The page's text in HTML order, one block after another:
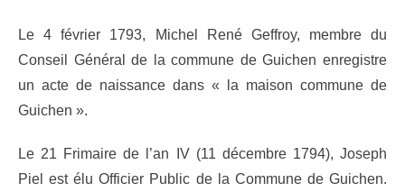
Le 4 février 1793, Michel René Geffroy, membre du
Conseil Général de la commune de Guichen enregistre
un acte de naissance dans « la maison commune de
Guichen ».
Le 21 Frimaire de l’an IV (11 décembre 1794), Joseph
Piel est élu Officier Public de la Commune de Guichen.